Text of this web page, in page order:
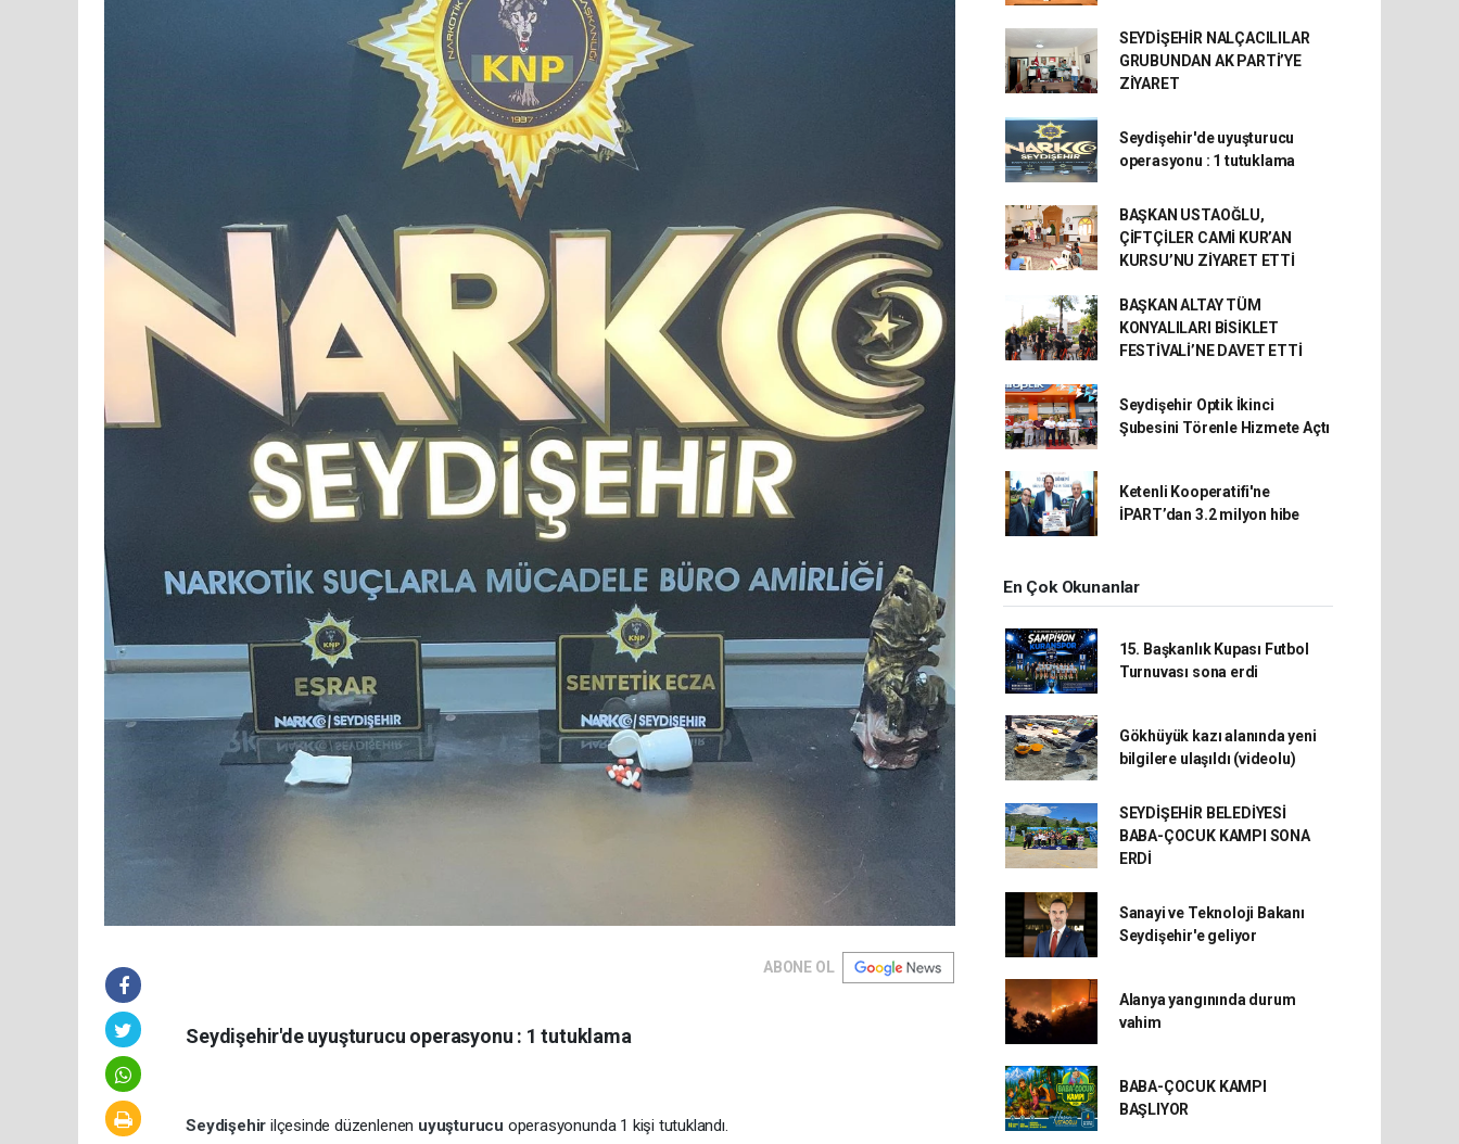
ABONE OL
Seydişehir'de uyuşturucu operasyonu : 1 tutuklama
Seydişehir ilçesinde düzenlenen uyuşturucu operasyonunda 1 kişi tutuklandı.
SEYDİŞEHİR NALÇACILILAR
GRUBUNDAN AK PARTİ’YE
ZİYARET
Seydişehir'de uyuşturucu
operasyonu : 1 tutuklama
BAŞKAN USTAOĞLU,
ÇİFTÇİLER CAMİ KUR’AN
KURSU’NU ZİYARET ETTİ
BAŞKAN ALTAY TÜM
KONYALILARI BİSİKLET
FESTİVALİ’NE DAVET ETTİ
Seydişehir Optik İkinci
Şubesini Törenle Hizmete Açtı
Ketenli Kooperatifi'ne
İPART’dan 3.2 milyon hibe
En Çok Okunanlar
15. Başkanlık Kupası Futbol
Turnuvası sona erdi
Gökhüyük kazı alanında yeni
bilgilere ulaşıldı (videolu)
SEYDİŞEHİR BELEDİYESİ
BABA-ÇOCUK KAMPI SONA
ERDİ
Sanayi ve Teknoloji Bakanı
Seydişehir'e geliyor
Alanya yangınında durum
vahim
BABA-ÇOCUK KAMPI
BAŞLIYOR